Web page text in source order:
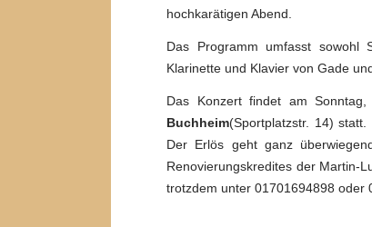
hochkarätigen Abend.
Das Programm umfasst sowohl
Klarinette und Klavier von Gade
Das Konzert findet am Sonntag,
Buchheim(Sportplatzstr. 14)
Der Erlös geht ganz
Renovierungskredites der Martin-
trotzdem unter 01701694898 oder